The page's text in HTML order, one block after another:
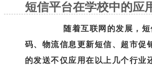
短信平台在学校中的应
随着互联网的发展，短
码、物流信息更新短信、超市促
的发送不仅应用在以上几个行